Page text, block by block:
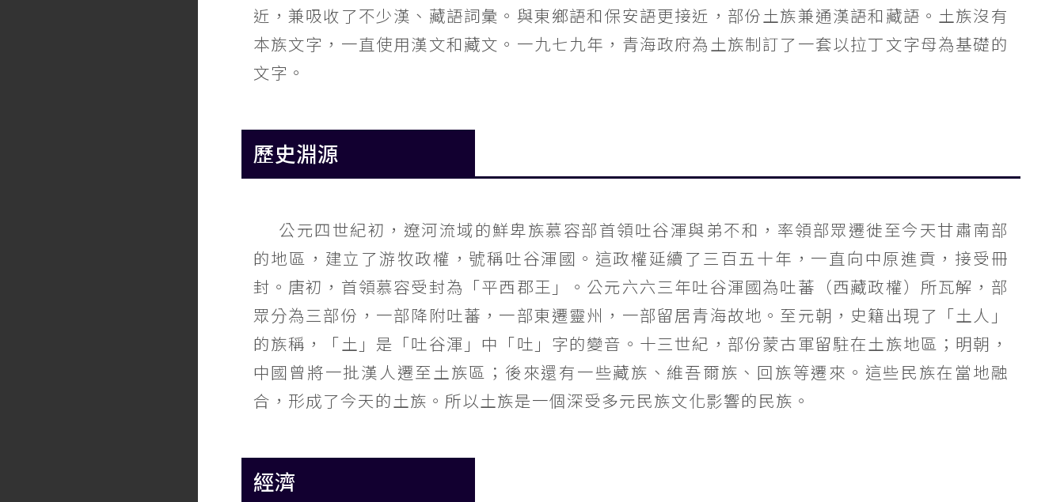
近，兼吸收了不少漢、藏語詞彙。與東鄉語和保安語更接近，部份土族兼通漢語和藏語。土族沒有
本族文字，一直使用漢文和藏文。一九七九年，青海政府為土族制訂了一套以拉丁文字母為基礎的
文字。
歷史淵源
公元四世紀初，遼河流域的鮮卑族慕容部首領吐谷渾與弟不和，率領部眾遷徙至今天甘肅南部
的地區，建立了游牧政權，號稱吐谷渾國。這政權延續了三百五十年，一直向中原進貢，接受冊
封。唐初，首領慕容受封為「平西郡王」。公元六六三年吐谷渾國為吐蕃（西藏政權）所瓦解，部
眾分為三部份，一部降附吐蕃，一部東遷靈州，一部留居青海故地。至元朝，史籍出現了「土人」
的族稱，「土」是「吐谷渾」中「吐」字的變音。十三世紀，部份蒙古軍留駐在土族地區；明朝，
中國曾將一批漢人遷至土族區；後來還有一些藏族、維吾爾族、回族等遷來。這些民族在當地融
合，形成了今天的土族。所以土族是一個深受多元民族文化影響的民族。
經濟